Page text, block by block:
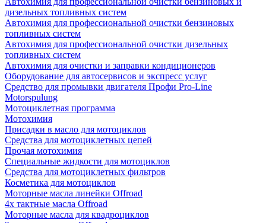
дизельных топливных систем
Автохимия для профессиональной очистки бензиновых
топливных систем
Автохимия для профессиональной очистки дизельных
топливных систем
Автохимия для очистки и заправки кондиционеров
Оборудование для автосервисов и экспресс услуг
Средство для промывки двигателя Профи Pro-Line
Motorspulung
Мотоциклетная программа
Мотохимия
Присадки в масло для мотоциклов
Средства для мотоциклетных цепей
Прочая мотохимия
Специальные жидкости для мотоциклов
Средства для мотоциклетных фильтров
Косметика для мотоциклов
Моторные масла линейки Offroad
4х тактные масла Offroad
Моторные масла для квадроциклов